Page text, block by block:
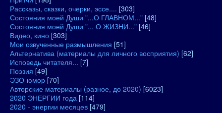
Рассказы, сказки, очерки, эссе.... [303]
Состояния моей Души "...О ГЛАВНОМ..." [48]
Состояния моей Души "... О ЖИЗНИ..." [46]
Видео, кино [303]
Мои озвученные размышления [51]
Альтернатива (материалы для личного восприятия) [62]
Исповедь читателя... [7]
Поэзия [49]
ЭЗО-юмор [70]
Авторские материалы (разное, до 2020) [6023]
2020 ЭНЕРГИИ года [114]
2020 - энергии месяцев [479]